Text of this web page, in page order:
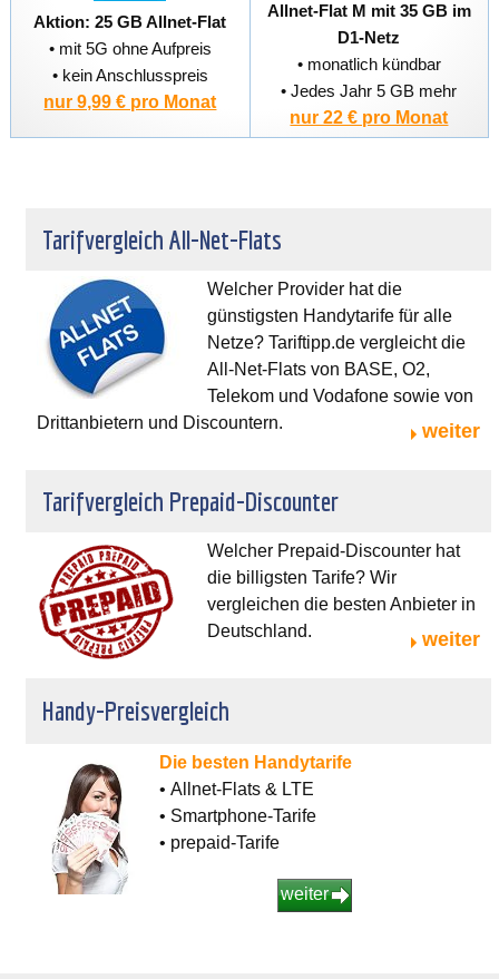
Aktion: 25 GB Allnet-Flat
• mit 5G ohne Aufpreis
• kein Anschlusspreis
nur 9,99 € pro Monat
Allnet-Flat M mit 35 GB im
D1-Netz
• monatlich kündbar
• Jedes Jahr 5 GB mehr
nur 22 € pro Monat
Tarifvergleich All-Net-Flats
Welcher Provider hat die
günstigsten Handytarife für alle
Netze? Tariftipp.de vergleicht die
All-Net-Flats von BASE, O2,
Telekom und Vodafone sowie von
Drittanbietern und Discountern.
weiter
Tarifvergleich Prepaid-Discounter
Welcher Prepaid-Discounter hat
die billigsten Tarife? Wir
vergleichen die besten Anbieter in
Deutschland.
weiter
Handy-Preisvergleich
Die besten Handytarife
• Allnet-Flats & LTE
• Smartphone-Tarife
• prepaid-Tarife
weiter